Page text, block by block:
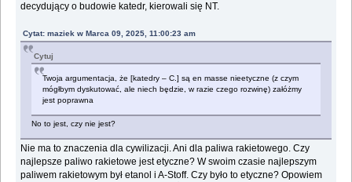
decydujący o budowie katedr, kierowali się NT.
Cytat: maziek w Marca 09, 2025, 11:00:23 am
Cytuj
Twoja argumentacja, że [katedry – C.] są en masse nieetyczne (z czym
mógłbym dyskutować, ale niech będzie, w razie czego rozwinę) załóżmy
jest poprawna
No to jest, czy nie jest?
Nie ma to znaczenia dla cywilizacji. Ani dla paliwa rakietowego. Czy
najlepsze paliwo rakietowe jest etyczne? W swoim czasie najlepszym
paliwem rakietowym był etanol i A-Stoff. Czy było to etyczne? Opowiem